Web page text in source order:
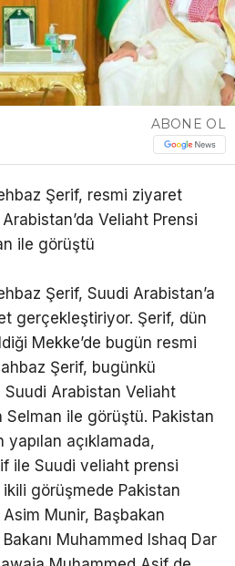
ABONE OL
Şerif, resmi ziyaret
Veliaht Prensi
ile görüştü
Şerif, Suudi Arabistan’a
gerçekleştiriyor. Şerif, dün
Mekke’de bugün resmi
Şerif, bugünkü
Suudi Arabistan Veliaht
Selman ile görüştü. Pakistan
yapılan açıklamada,
ile Suudi veliaht prensi
görüşmede Pakistan
Munir, Başbakan
Bakanı Muhammed Ishaq Dar